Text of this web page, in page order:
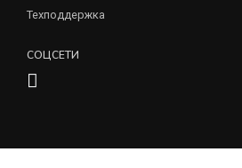
Техподдержка
СОЦСЕТИ